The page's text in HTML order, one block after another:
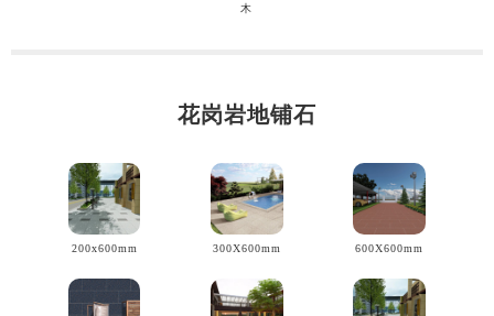
木
花岗岩地铺石
200x600mm 300X600mm 600X600mm